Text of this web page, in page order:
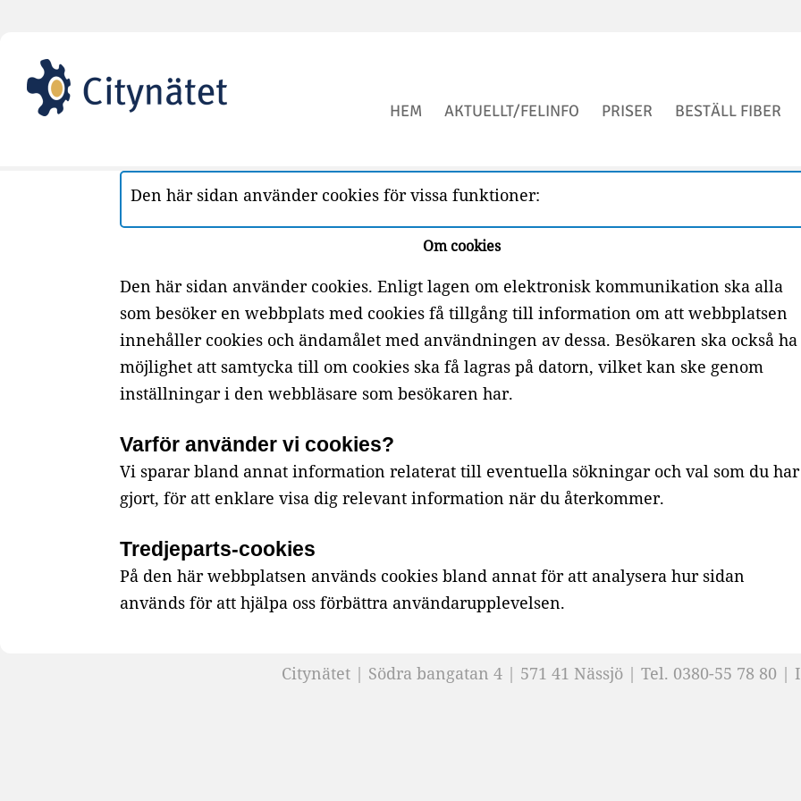
HEM AKTUELLT/FELINFO PRISER BESTÄLL FIBER
Den här sidan använder cookies för vissa funktioner:
Om cookies
Den här sidan använder cookies. Enligt lagen om elektronisk kommunikation ska alla
som besöker en webbplats med cookies få tillgång till information om att webbplatsen
innehåller cookies och ändamålet med användningen av dessa. Besökaren ska också ha
möjlighet att samtycka till om cookies ska få lagras på datorn, vilket kan ske genom
inställningar i den webbläsare som besökaren har.
Varför använder vi cookies?
Vi sparar bland annat information relaterat till eventuella sökningar och val som du har
gjort, för att enklare visa dig relevant information när du återkommer.
Tredjeparts-cookies
På den här webbplatsen används cookies bland annat för att analysera hur sidan
används för att hjälpa oss förbättra användarupplevelsen.
Citynätet | Södra bangatan 4 | 571 41 Nässjö | Tel. 0380-55 78 80 |